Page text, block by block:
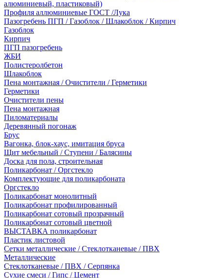
алюминиевый, пластиковый)
Профиля аллюминиевые ГОСТ /Лука
Пазогребень ПГП / Газоблок / Шлакоблок / Кирпич
Газоблок
Кирпич
ПГП пазогребень
ЖБИ
Полистеролбетон
Шлакоблок
Пена монтажная / Очистители / Герметики
Герметики
Очистители пены
Пена монтажная
Пиломатериалы
Деревянный погонаж
Брус
Вагонка, блок-хаус, имитация бруса
Щит мебельный / Ступени / Балясины
Доска для пола, строительная
Поликарбонат / Оргстекло
Комплектующие для поликарбоната
Оргстекло
Поликарбонат монолитный
Поликарбонат профилированный
Поликарбонат сотовый прозрачный
Поликарбонат сотовый цветной
ВЫСТАВКА поликарбонат
Пластик листовой
Сетки металлические / Стеклотканевые / ПВХ
Металлические
Стеклотканевые / ПВХ / Серпянка
Сухие смеси / Гипс / Цемент